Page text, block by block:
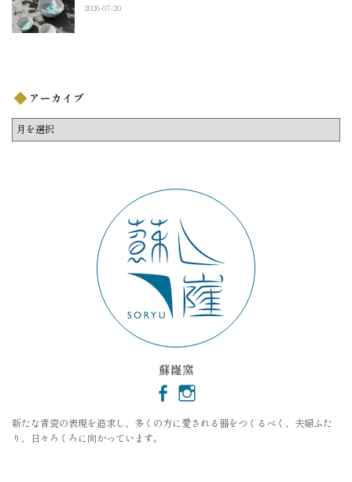
2026-07-20
アーカイブ
ア
ー
蘇嶐窯
新たな青瓷の表現を追求し、多くの方に愛される器をつくるべく、夫婦ふた
り、日々ろくろに向かっています。